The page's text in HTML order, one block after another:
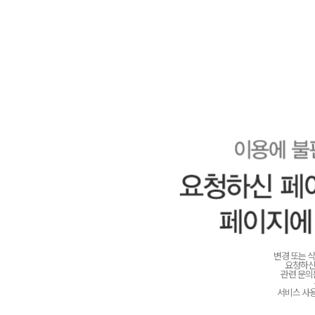
변경 또는
요청하
관련 문
서비스 사